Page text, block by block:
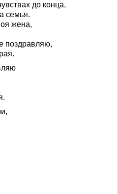
до конца,
семья.
жена,
поздравляю,